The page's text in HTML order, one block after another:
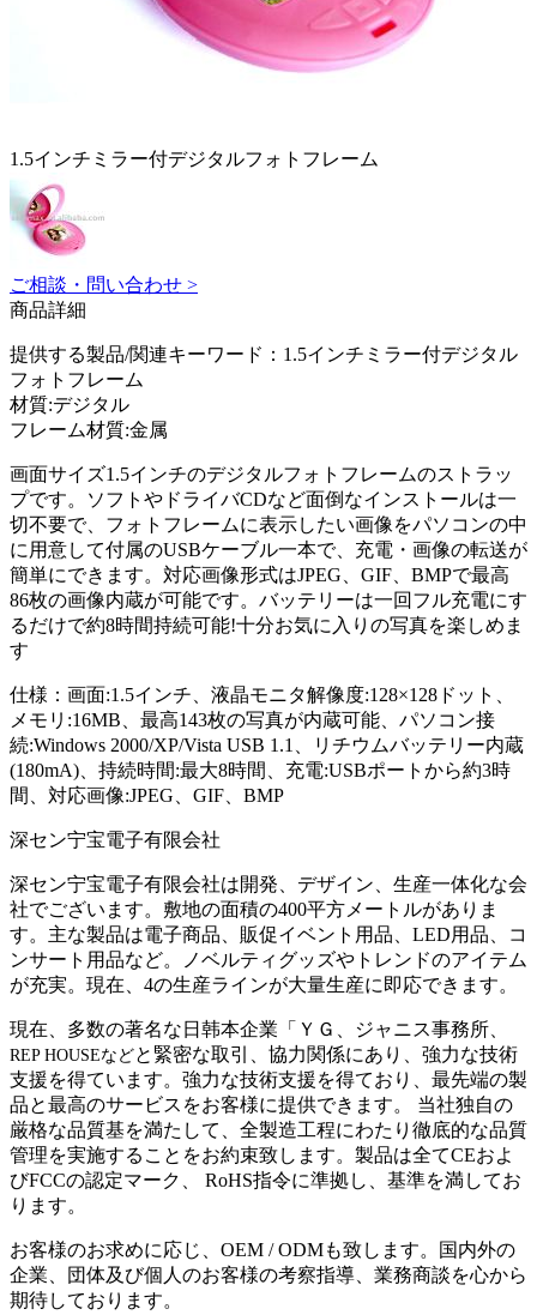
1.5インチミラー付デジタルフォトフレーム
ご相談・問い合わせ >
商品詳細
提供する製品/関連キーワード：1.5インチミラー付デジタル
フォトフレーム
材質:デジタル
フレーム材質:金属
画面サイズ1.5インチのデジタルフォトフレームのストラッ
プです。ソフトやドライバCDなど面倒なインストールは一
切不要で、フォトフレームに表示したい画像をパソコンの中
に用意して付属のUSBケーブル一本で、充電・画像の転送が
簡単にできます。対応画像形式はJPEG、GIF、BMPで最高
86枚の画像内蔵が可能です。バッテリーは一回フル充電にす
るだけで約8時間持続可能!十分お気に入りの写真を楽しめま
す
仕様：画面:1.5インチ、液晶モニタ解像度:128×128ドット、
メモリ:16MB、最高143枚の写真が内蔵可能、パソコン接
続:Windows 2000/XP/Vista USB 1.1、リチウムバッテリー内蔵
(180mA)、持続時間:最大8時間、充電:USBポートから約3時
間、対応画像:JPEG、GIF、BMP
深セン宁宝電子有限会社
深セン宁宝電子有限会社は開発、デザイン、生産一体化な会
社でございます。敷地の面積の400平方メートルがありま
す。主な製品は電子商品、販促イベント用品、LED用品、コ
ンサート用品など。ノベルティグッズやトレンドのアイテム
が充実。現在、4の生産ラインが大量生産に即応できます。
現在、多数の著名な日韩本企業「ＹＧ、ジャニス事務所、
REP HOUSEなどと緊密な取引、協力関係にあり、強力な技術
支援を得ています。強力な技術支援を得ており、最先端の製
品と最高のサービスをお客様に提供できます。 当社独自の
厳格な品質基を満たして、全製造工程にわたり徹底的な品質
管理を実施することをお約束致します。製品は全てCEおよ
びFCCの認定マーク、 RoHS指令に準拠し、基準を満してお
ります。
お客様のお求めに応じ、OEM / ODMも致します。国内外の
企業、団体及び個人のお客様の考察指導、業務商談を心から
期待しております。